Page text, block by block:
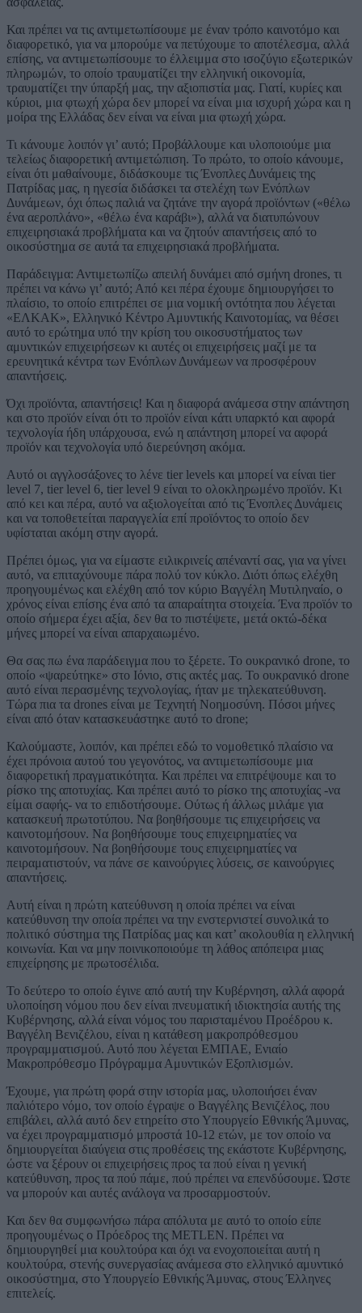
Και πρέπει να τις αντιμετωπίσουμε με έναν τρόπο καινοτόμο και
διαφορετικό, για να μπορούμε να πετύχουμε το αποτέλεσμα, αλλά
επίσης, να αντιμετωπίσουμε το έλλειμμα στο ισοζύγιο εξωτερικών
πληρωμών, το οποίο τραυματίζει την ελληνική οικονομία,
τραυματίζει την ύπαρξή μας, την αξιοπιστία μας. Γιατί, κυρίες και
κύριοι, μια φτωχή χώρα δεν μπορεί να είναι μια ισχυρή χώρα και η
μοίρα της Ελλάδας δεν είναι να είναι μια φτωχή χώρα.
Τι κάνουμε λοιπόν γι’ αυτό; Προβάλλουμε και υλοποιούμε μια
τελείως διαφορετική αντιμετώπιση. Το πρώτο, το οποίο κάνουμε,
είναι ότι μαθαίνουμε, διδάσκουμε τις Ένοπλες Δυνάμεις της
Πατρίδας μας, η ηγεσία διδάσκει τα στελέχη των Ενόπλων
Δυνάμεων, όχι όπως παλιά να ζητάνε την αγορά προϊόντων («θέλω
ένα αεροπλάνο», «θέλω ένα καράβι»), αλλά να διατυπώνουν
επιχειρησιακά προβλήματα και να ζητούν απαντήσεις από το
οικοσύστημα σε αυτά τα επιχειρησιακά προβλήματα.
Παράδειγμα: Αντιμετωπίζω απειλή δυνάμει από σμήνη drones, τι
πρέπει να κάνω γι’ αυτό; Από κει πέρα έχουμε δημιουργήσει το
πλαίσιο, το οποίο επιτρέπει σε μια νομική οντότητα που λέγεται
«ΕΛΚΑΚ», Ελληνικό Κέντρο Αμυντικής Καινοτομίας, να θέσει
αυτό το ερώτημα υπό την κρίση του οικοσυστήματος των
αμυντικών επιχειρήσεων κι αυτές οι επιχειρήσεις μαζί με τα
ερευνητικά κέντρα των Ενόπλων Δυνάμεων να προσφέρουν
απαντήσεις.
Όχι προϊόντα, απαντήσεις! Και η διαφορά ανάμεσα στην απάντηση
και στο προϊόν είναι ότι το προϊόν είναι κάτι υπαρκτό και αφορά
τεχνολογία ήδη υπάρχουσα, ενώ η απάντηση μπορεί να αφορά
προϊόν και τεχνολογία υπό διερεύνηση ακόμα.
Αυτό οι αγγλοσάξονες το λένε tier levels και μπορεί να είναι tier
level 7, tier level 6, tier level 9 είναι το ολοκληρωμένο προϊόν. Κι
από κει και πέρα, αυτό να αξιολογείται από τις Ένοπλες Δυνάμεις
και να τοποθετείται παραγγελία επί προϊόντος το οποίο δεν
υφίσταται ακόμη στην αγορά.
Πρέπει όμως, για να είμαστε ειλικρινείς απέναντί σας, για να γίνει
αυτό, να επιταχύνουμε πάρα πολύ τον κύκλο. Διότι όπως ελέχθη
προηγουμένως και ελέχθη από τον κύριο Βαγγέλη Μυτιληναίο, ο
χρόνος είναι επίσης ένα από τα απαραίτητα στοιχεία. Ένα προϊόν το
οποίο σήμερα έχει αξία, δεν θα το πιστέψετε, μετά οκτώ-δέκα
μήνες μπορεί να είναι απαρχαιωμένο.
Θα σας πω ένα παράδειγμα που το ξέρετε. Το ουκρανικό drone, το
οποίο «ψαρεύτηκε» στο Ιόνιο, στις ακτές μας. Το ουκρανικό drone
αυτό είναι περασμένης τεχνολογίας, ήταν με τηλεκατεύθυνση.
Τώρα πια τα drones είναι με Τεχνητή Νοημοσύνη. Πόσοι μήνες
είναι από όταν κατασκευάστηκε αυτό το drone;
Καλούμαστε, λοιπόν, και πρέπει εδώ το νομοθετικό πλαίσιο να
έχει πρόνοια αυτού του γεγονότος, να αντιμετωπίσουμε μια
διαφορετική πραγματικότητα. Και πρέπει να επιτρέψουμε και το
ρίσκο της αποτυχίας. Και πρέπει αυτό το ρίσκο της αποτυχίας -να
είμαι σαφής- να το επιδοτήσουμε. Ούτως ή άλλως μιλάμε για
κατασκευή πρωτοτύπου. Να βοηθήσουμε τις επιχειρήσεις να
καινοτομήσουν. Να βοηθήσουμε τους επιχειρηματίες να
καινοτομήσουν. Να βοηθήσουμε τους επιχειρηματίες να
πειραματιστούν, να πάνε σε καινούργιες λύσεις, σε καινούργιες
απαντήσεις.
Αυτή είναι η πρώτη κατεύθυνση η οποία πρέπει να είναι
κατεύθυνση την οποία πρέπει να την ενστερνιστεί συνολικά το
πολιτικό σύστημα της Πατρίδας μας και κατ’ ακολουθία η ελληνική
κοινωνία. Και να μην ποινικοποιούμε τη λάθος απόπειρα μιας
επιχείρησης με πρωτοσέλιδα.
Το δεύτερο το οποίο έγινε από αυτή την Κυβέρνηση, αλλά αφορά
υλοποίηση νόμου που δεν είναι πνευματική ιδιοκτησία αυτής της
Κυβέρνησης, αλλά είναι νόμος του παρισταμένου Προέδρου κ.
Βαγγέλη Βενιζέλου, είναι η κατάθεση μακροπρόθεσμου
προγραμματισμού. Αυτό που λέγεται ΕΜΠΑΕ, Ενιαίο
Μακροπρόθεσμο Πρόγραμμα Αμυντικών Εξοπλισμών.
Έχουμε, για πρώτη φορά στην ιστορία μας, υλοποιήσει έναν
παλιότερο νόμο, τον οποίο έγραψε ο Βαγγέλης Βενιζέλος, που
επιβάλει, αλλά αυτό δεν ετηρείτο στο Υπουργείο Εθνικής Άμυνας,
να έχει προγραμματισμό μπροστά 10-12 ετών, με τον οποίο να
δημιουργείται διαύγεια στις προθέσεις της εκάστοτε Κυβέρνησης,
ώστε να ξέρουν οι επιχειρήσεις προς τα πού είναι η γενική
κατεύθυνση, προς τα πού πάμε, πού πρέπει να επενδύσουμε. Ώστε
να μπορούν και αυτές ανάλογα να προσαρμοστούν.
Και δεν θα συμφωνήσω πάρα απόλυτα με αυτό το οποίο είπε
προηγουμένως ο Πρόεδρος της ΜΕTLEN. Πρέπει να
δημιουργηθεί μια κουλτούρα και όχι να ενοχοποιείται αυτή η
κουλτούρα, στενής συνεργασίας ανάμεσα στο ελληνικό αμυντικό
οικοσύστημα, στο Υπουργείο Εθνικής Άμυνας, στους Έλληνες
επιτελείς.